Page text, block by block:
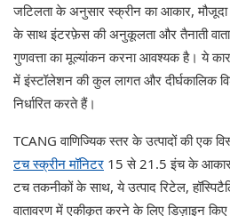
जटिलता के अनुसार स्क्रीन का आकार, मौजूदा
के साथ इंटरफ़ेस की अनुकूलता और तैनाती
गुणवत्ता का मूल्यांकन करना आवश्यक है। ये
में इंस्टॉलेशन की कुल लागत और दीर्घकालिक
निर्धारित करते हैं।
TCANG वाणिज्यिक स्तर के उत्पादों की एक
टच स्क्रीन मॉनिटर 15 से 21.5 इंच के आकार
टच तकनीकों के साथ, ये उत्पाद रिटेल,
वातावरण में एकीकृत करने के लिए डिज़ाइन